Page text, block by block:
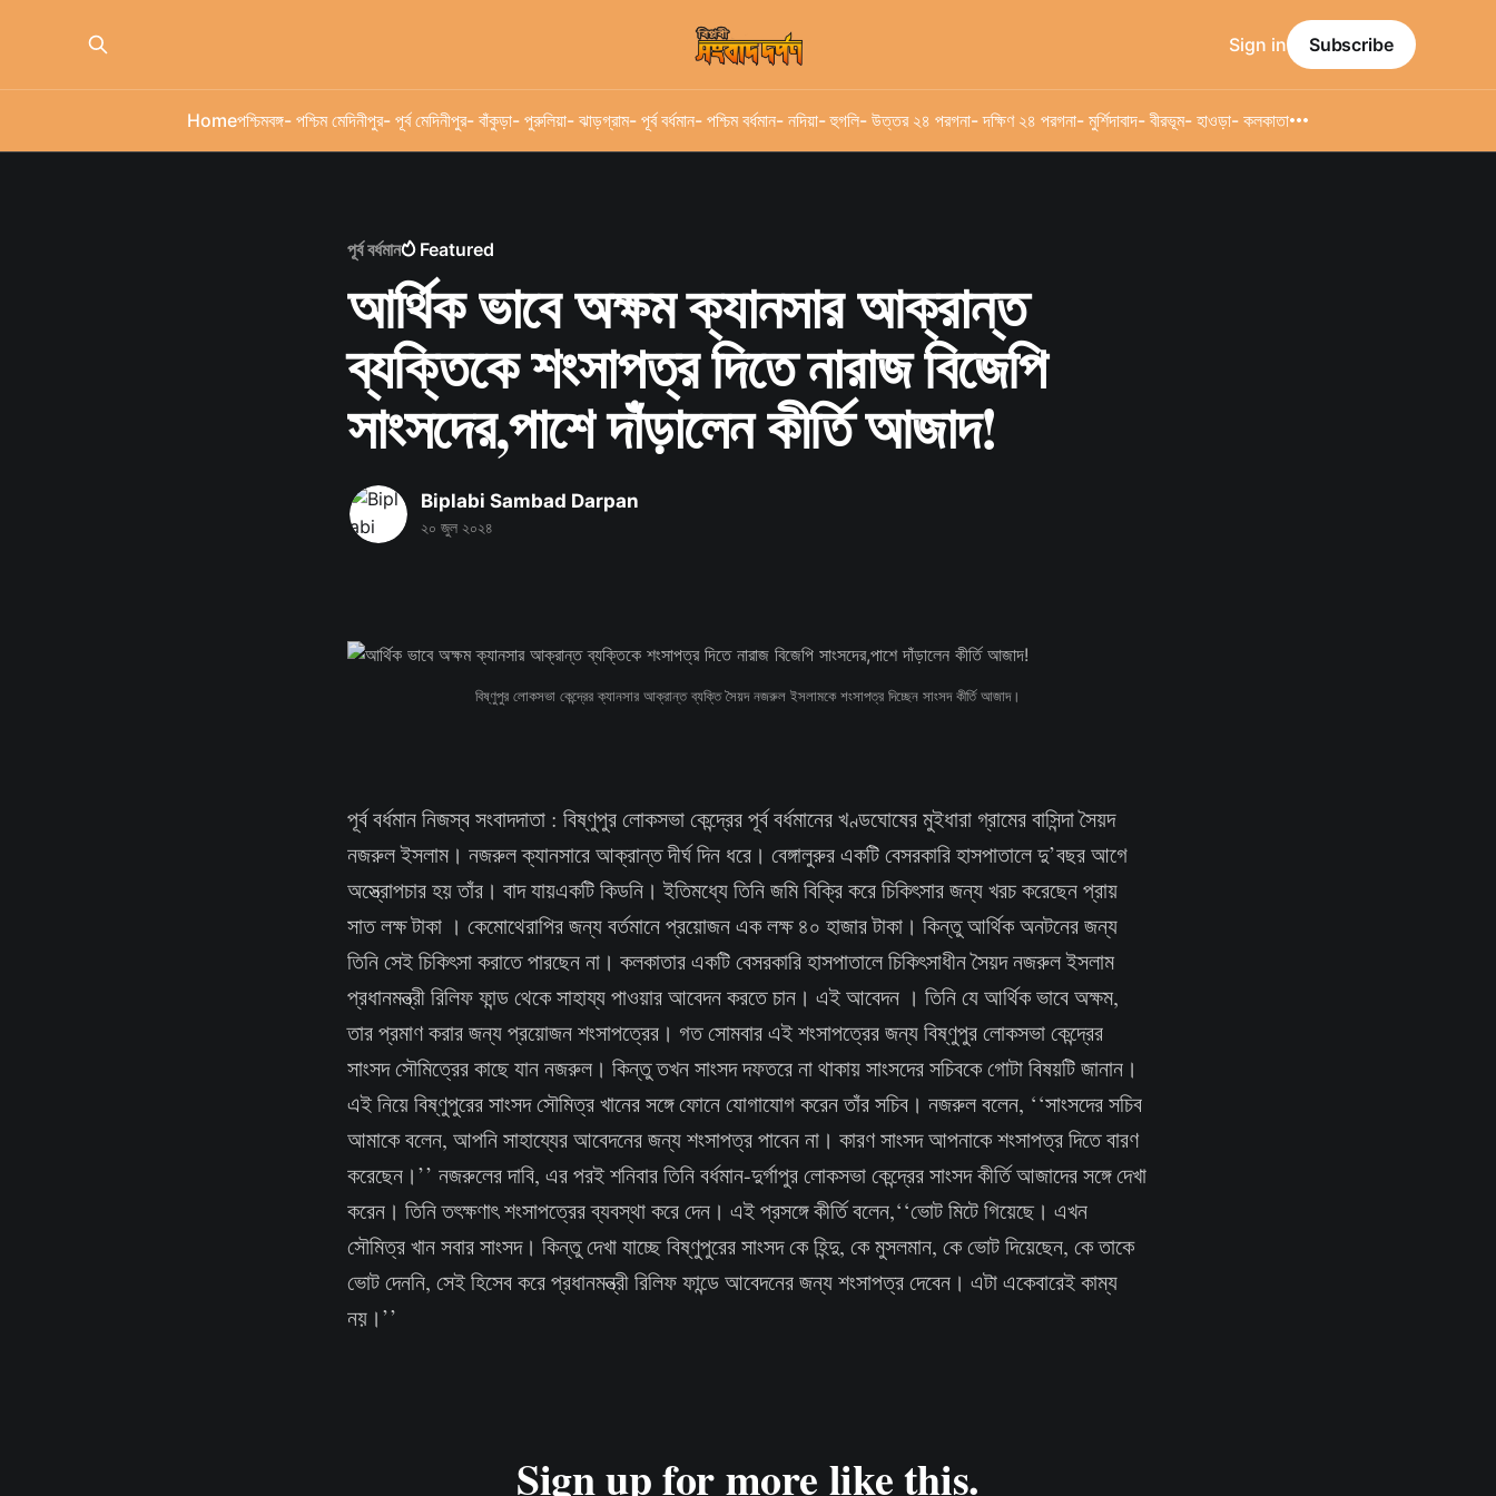
Homeপশ্চিমবঙ্গ- পশ্চিম মেদিনীপুর- পূর্ব মেদিনীপুর- বাঁকুড়া- পুরুলিয়া- ঝাড়গ্রাম- পূর্ব বর্ধমান- পশ্চিম বর্ধমান- নদিয়া- হুগলি- উত্তর ২৪ পরগনা- দক্ষিণ ২৪ পরগনা- মুর্শিদাবাদ- বীরভূম- হাওড়া- কলকাতা
Sign in Subscribe
পূর্ব বর্ধমান Featured
আর্থিক ভাবে অক্ষম ক্যানসার আক্রান্ত
ব্যক্তিকে শংসাপত্র দিতে নারাজ বিজেপি
সাংসদের,পাশে দাঁড়ালেন কীর্তি আজাদ!
Biplabi Sambad Darpan
২০ জুল ২০২৪
বিষ্ণুপুর লোকসভা কেন্দ্রের ক্যানসার আক্রান্ত ব্যক্তি সৈয়দ নজরুল ইসলামকে শংসাপত্র দিচ্ছেন সাংসদ কীর্তি আজাদ।
পূর্ব বর্ধমান নিজস্ব সংবাদদাতা : বিষ্ণুপুর লোকসভা কেন্দ্রের পূর্ব বর্ধমানের খণ্ডঘোষের মুইধারা গ্রামের বাসিন্দা সৈয়দ
নজরুল ইসলাম। নজরুল ক্যানসারে আক্রান্ত দীর্ঘ দিন ধরে। বেঙ্গালুরুর একটি বেসরকারি হাসপাতালে দু’বছর আগে
অস্ত্রোপচার হয় তাঁর। বাদ যায়একটি কিডনি। ইতিমধ্যে তিনি জমি বিক্রি করে চিকিৎসার জন্য খরচ করেছেন প্রায়
সাত লক্ষ টাকা । কেমোথেরাপির জন্য বর্তমানে প্রয়োজন এক লক্ষ ৪০ হাজার টাকা। কিন্তু আর্থিক অনটনের জন্য
তিনি সেই চিকিৎসা করাতে পারছেন না। কলকাতার একটি বেসরকারি হাসপাতালে চিকিৎসাধীন সৈয়দ নজরুল ইসলাম
প্রধানমন্ত্রী রিলিফ ফান্ড থেকে সাহায্য পাওয়ার আবেদন করতে চান। এই আবেদন । তিনি যে আর্থিক ভাবে অক্ষম,
তার প্রমাণ করার জন্য প্রয়োজন শংসাপত্রের। গত সোমবার এই শংসাপত্রের জন্য বিষ্ণুপুর লোকসভা কেন্দ্রের
সাংসদ সৌমিত্রের কাছে যান নজরুল। কিন্তু তখন সাংসদ দফতরে না থাকায় সাংসদের সচিবকে গোটা বিষয়টি জানান।
এই নিয়ে বিষ্ণুপুরের সাংসদ সৌমিত্র খানের সঙ্গে ফোনে যোগাযোগ করেন তাঁর সচিব। নজরুল বলেন, ‘‘সাংসদের সচিব
আমাকে বলেন, আপনি সাহায্যের আবেদনের জন্য শংসাপত্র পাবেন না। কারণ সাংসদ আপনাকে শংসাপত্র দিতে বারণ
করেছেন।’’ নজরুলের দাবি, এর পরই শনিবার তিনি বর্ধমান-দুর্গাপুর লোকসভা কেন্দ্রের সাংসদ কীর্তি আজাদের সঙ্গে দেখা
করেন। তিনি তৎক্ষণাৎ শংসাপত্রের ব্যবস্থা করে দেন। এই প্রসঙ্গে কীর্তি বলেন,‘‘ভোট মিটে গিয়েছে। এখন
সৌমিত্র খান সবার সাংসদ। কিন্তু দেখা যাচ্ছে বিষ্ণুপুরের সাংসদ কে হিন্দু, কে মুসলমান, কে ভোট দিয়েছেন, কে তাকে
ভোট দেননি, সেই হিসেব করে প্রধানমন্ত্রী রিলিফ ফান্ডে আবেদনের জন্য শংসাপত্র দেবেন। এটা একেবারেই কাম্য
নয়।’’
Sign up for more like this.